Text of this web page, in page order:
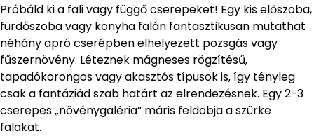
Próbáld ki a fali vagy függő cserepeket! Egy kis előszoba,
fürdőszoba vagy konyha falán fantasztikusan mutathat
néhány apró cserépben elhelyezett pozsgás vagy
fűszernövény. Léteznek mágneses rögzítésű,
tapadókorongos vagy akasztós típusok is, így tényleg
csak a fantáziád szab határt az elrendezésnek. Egy 2-3
cserepes „növénygaléria” máris feldobja a szürke
falakat.